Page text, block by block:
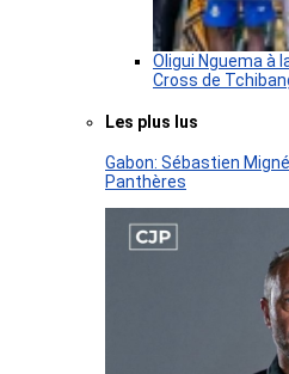
Oligui Nguema à
Cross de
Les plus lus
Gabon: Sébastien
Panthères